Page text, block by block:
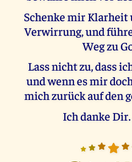
Schenke mir Klarheit
Verwirrung, und
Weg zu
Lass nicht zu, dass
und wenn es mir
mich zurück auf den
Ich danke